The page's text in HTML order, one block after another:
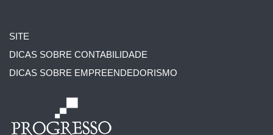
SITE
DICAS SOBRE CONTABILIDADE
DICAS SOBRE EMPREENDEDORISMO